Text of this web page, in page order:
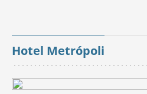
Hotel Metrópoli